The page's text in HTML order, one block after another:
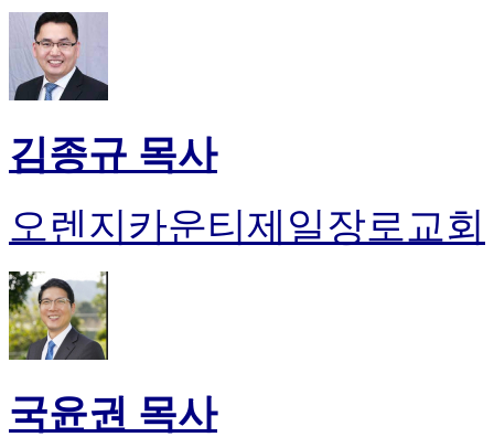
김종규 목사
오렌지카운티제일장로교회
국윤권 목사